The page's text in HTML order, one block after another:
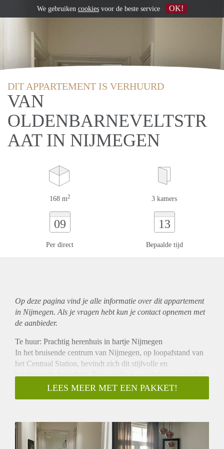
DIT APPARTEMENT IS VERHUURD
VAN
OLDENBARNEVELTSTR
AAT IN NIJMEGEN
168 m2 3 kamers
09
Per direct
13
Bepaalde tijd
Op deze pagina vind je alle informatie over ditappartement
in Nijmegen. Als je vragen hebt kun je contact opnemen met
de aanbieder.
Te huur: Prachtig herenhuis in hartje Nijmegen
In het bruisende centrum van Nijmegen, op loopafstand van
het Centraal Station, bevindt zich dit stijlvolle en
karaktervolle herenhuis. Een unieke woonplek waar comfort,
ruimte en stadse charme samenkomen.
Het huis beschikt over drie ruime slaapkamers, een lichte
hedendaags gemak maakt dit pand ideaal voor wie op zoek is
naar een fijne, representatieve woonruimte in het centrum van
LEES MEER MET EEN PAKKET!
We gebruiken cookies voor de beste service OK!